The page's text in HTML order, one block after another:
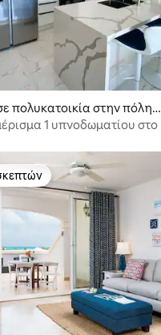
πολυκατοικία στην πόλη
1 υπνοδωματίου στο
επισκεπτών